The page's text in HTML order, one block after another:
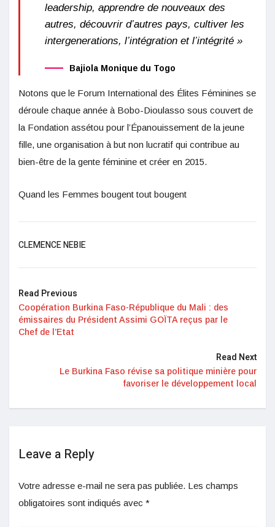
leadership, apprendre de nouveaux des
autres, découvrir d’autres pays, cultiver les
intergenerations, l’intégration et l’intégrité »
Bajiola Monique du Togo
Notons que le Forum International des Élites Féminines se
déroule chaque année à Bobo-Dioulasso sous couvert de
la Fondation assétou pour l’Épanouissement de la jeune
fille, une organisation à but non lucratif qui contribue au
bien-être de la gente féminine et créer en 2015.
Quand les Femmes bougent tout bougent
CLEMENCE NEBIE
Read Previous
Coopération Burkina Faso-République du Mali : des
émissaires du Président Assimi GOÏTA reçus par le
Chef de l’Etat
Read Next
Le Burkina Faso révise sa politique minière pour
favoriser le développement local
Leave a Reply
Votre adresse e-mail ne sera pas publiée. Les champs
obligatoires sont indiqués avec *